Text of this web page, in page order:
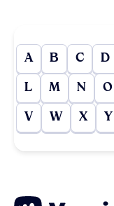
A B C D
L M N O
V W X Y